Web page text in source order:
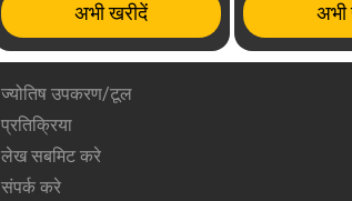
अभी खरीदें अभी
ज्योतिष उपकरण/टूल
प्रतिक्रिया
लेख सबमिट करे
संपर्क करे